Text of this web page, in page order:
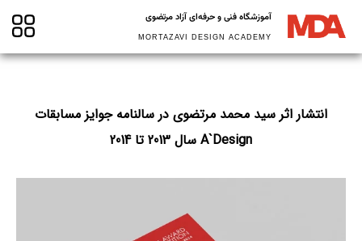
آموزشگاه فنی و حرفه‌ای آزاد مرتضوی
MORTAZAVI DESIGN ACADEMY
انتشار اثر سید محمد مرتضوی در سالنامه جوایز مسابقات
A`Design سال 2013 تا 2014